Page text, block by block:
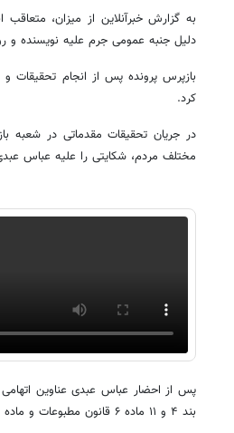
به گزارش خبرآنلاین از میزان،
دلیل جنبه عمومی جرم علیه نویسنده و
بازپرس پرونده پس از انجام تحقیقات
کرد.
مختلف مردم، شکایتی را علیه عباس
پس از احضار عباس عبدی عناوین
بند ۴ و ۱۱ ماده ۶ قانون مطبوعات و ماده ۶۹۸ قانون تعزیرات) به نامبرده تفهیم شد.